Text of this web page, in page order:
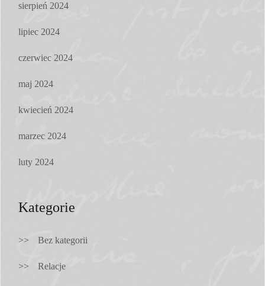
sierpień 2024
lipiec 2024
czerwiec 2024
maj 2024
kwiecień 2024
marzec 2024
luty 2024
Kategorie
Bez kategorii
Relacje